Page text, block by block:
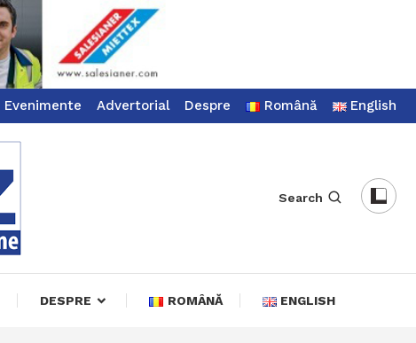
Evenimente Advertorial Despre Română English
Search
DESPRE ROMÂNĂ ENGLISH